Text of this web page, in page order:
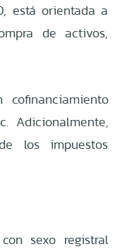
está orientada a
de activos,
cofinanciamiento
Adicionalmente,
los impuestos
sexo registral